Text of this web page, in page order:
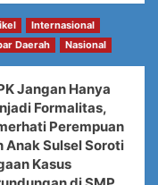
Internasional
Daerah
Nasional
Jangan Hanya
Formalitas,
Perempuan
Anak Sulsel Soroti
Kasus